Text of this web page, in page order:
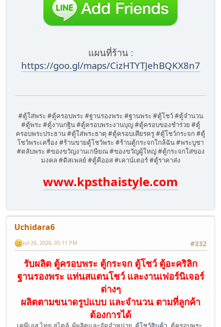
แผนที่ร้าน :
https://goo.gl/maps/CizHTYTJehBQKX8n7
#ตู้ใส่พระ #ตู้ครอบพระ #ฐานรองพระ #ฐานพระ #ตู้โชว์ #ตู้จำนวน
#ตู้พระ #ตู้งานกฐิน #ตู้ครอบพระงานบุญ #ตู้ครอบของชำร่วย #ตู้
ครอบพระประธาน #ตู้ใส่พระธาตุ #ตู้ครอบเศียรครู #ตู้โชว์กระจก #ตู้
โชว์พระเครื่อง #ร้านขายตู้โชว์พระ #ร้านตู้กระจกใกล้ฉัน #พระบูชา
#ตลับพระ #ของขวัญงานเกษียณ #ของขวัญผู้ใหญ่ #ตู้กระจกใส่ของ
มงคล #ดิสเพลย์ #ตู้คีออส #เคาน์เตอร์ #ตู้ราคาส่ง
www.kpsthaistyle.com
Uchidara6
#332
Jul 26, 2026, 05:11 PM
รับผลิต ตู้ครอบพระ ตู้กระจก ตู้โชว์ ตู้อะคริลิก
ฐานรองพระ แท่นสแตนโชว์ และงานเฟอร์นิเจอร์
ต่างๆ
ผลิตตามขนาดรูปแบบ และจำนวน ตามที่ลูกค้า
ต้องการได้